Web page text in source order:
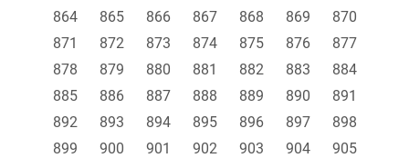
864
865 866 867 868 869
870
871
872 873 874 875 876
877
878
879 880 881 882 883
884
885
886 887 888 889 890
891
892
893 894 895 896 897
898
899
900 901 902 903 904
905